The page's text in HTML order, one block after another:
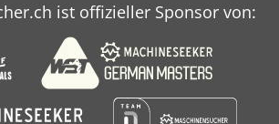
ist offizieller Sponsor von: